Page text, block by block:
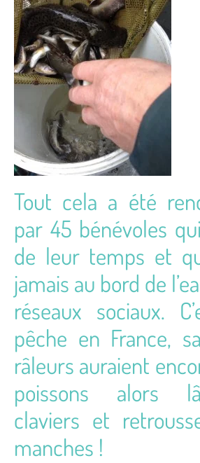
Tout cela a été
par 45 bénévoles
de leur temps et
jamais au bord de
réseaux sociaux.
pêche en France,
râleurs auraient
poissons alors
claviers et
manches !